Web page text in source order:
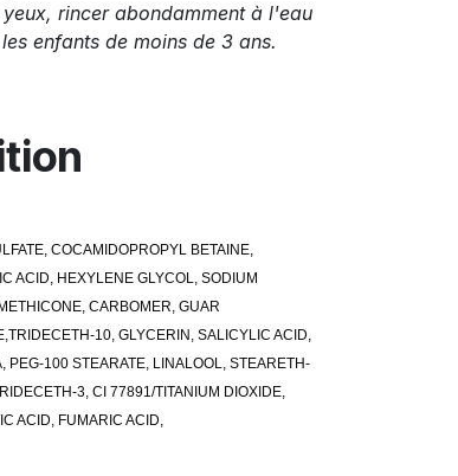
rincer abondamment à l'eau
enfants de moins de 3 ans.
COCAMIDOPROPYL BETAINE,
ACID, HEXYLENE GLYCOL, SODIUM
CARBOMER, GUAR
10, GLYCERIN, SALICYLIC ACID,
PEG-100 STEARATE, LINALOOL, STEARETH-
3, CI 77891/TITANIUM DIOXIDE,
ACID, FUMARIC ACID,